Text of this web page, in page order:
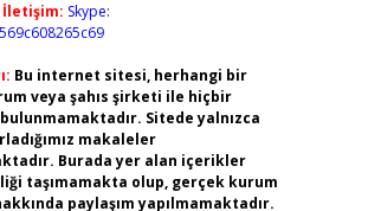
İletişim: Skype:
Bu internet sitesi, herhangi bir
veya şahıs şirketi ile hiçbir
bulunmamaktadır. Sitede yalnızca
makaleler
Burada yer alan içerikler
taşımamakta olup, gerçek kurum
paylaşım yapılmamaktadır.